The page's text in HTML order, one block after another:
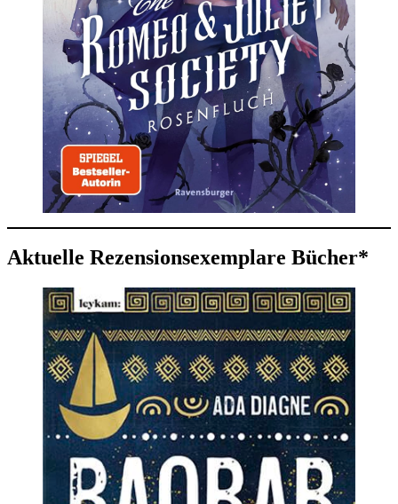
Aktuelle Rezensionsexemplare Bücher*